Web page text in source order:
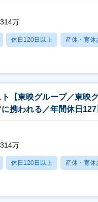
万
休日120日以上 産休・育休
ト【東映グループ／東映
携われる／年間休日127
万
休日120日以上 産休・育休